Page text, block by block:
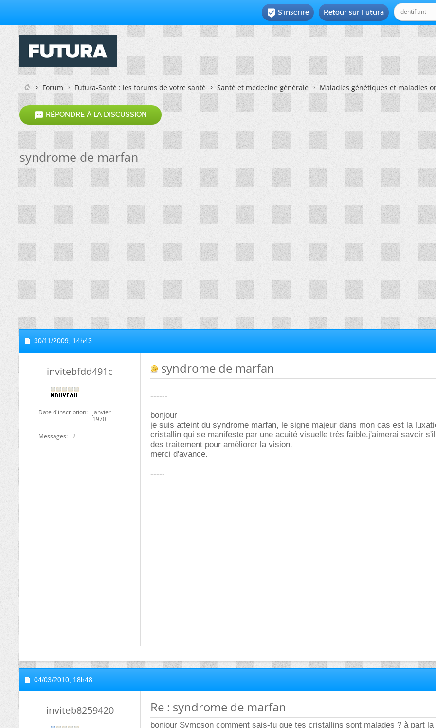
Retour sur Futura
 S'inscrire
Forum Futura-Santé : les forums de votre santé Santé et médecine générale Maladies génétiques et maladies
 RÉPONDRE À LA DISCUSSION
syndrome de marfan
30/11/2009, 14h43
invitebfdd491c
Date d'inscription
janvier
1970
Messages 2
syndrome de marfan
------
bonjour
je suis atteint du syndrome marfan, le signe majeur dans mon cas est la
cristallin qui se manifeste par une acuité visuelle très faible.j'aimerai savoir
des traitement pour améliorer la vision.
merci d'avance.
-----
04/03/2010, 18h48
inviteb8259420 Re : syndrome de marfan
bonjour Sympson comment sais-tu que tes cristallins sont malades ? à part la